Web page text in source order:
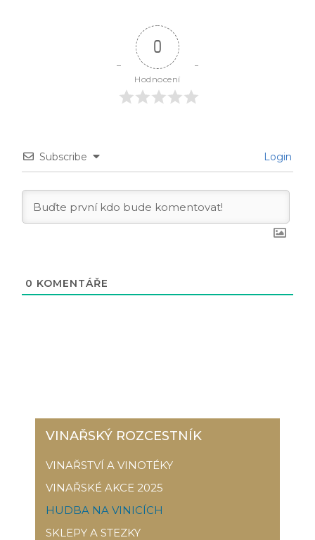
0
Hodnocení
Subscribe Login
0 KOMENTÁŘE
VINAŘSKÝ ROZCESTNÍK
VINAŘSTVÍ A VINOTÉKY
VINAŘSKÉ AKCE 2025
HUDBA NA VINICÍCH
SKLEPY A STEZKY